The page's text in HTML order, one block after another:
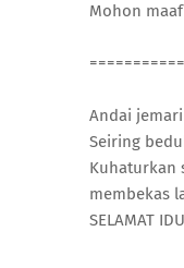
Mohon
Andai
Seiring
Kuhaturkan
membekas
SELAMAT